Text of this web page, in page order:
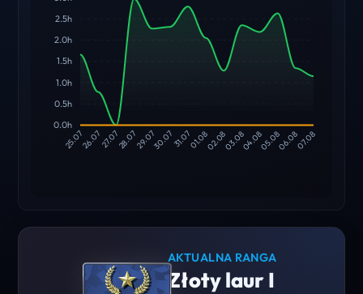
2.5h
2.0h
1.5h
1.0h
0.5h
0.0h
25.0726.0727.0728.0729.0730.0731.0701.0802.0803.0804.0805.0806.0807.08
AKTUALNA RANGA
Złoty laur I